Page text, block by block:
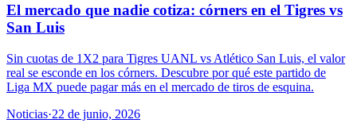
El mercado que nadie cotiza: córners en el Tigres vs
San Luis
Sin cuotas de 1X2 para Tigres UANL vs Atlético San Luis, el valor
real se esconde en los córners. Descubre por qué este partido de
Liga MX puede pagar más en el mercado de tiros de esquina.
Noticias·22 de junio, 2026